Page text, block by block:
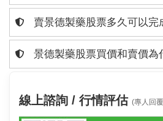
賣景德製藥股票多久可以完
景德製藥股票買價和賣價為
線上諮詢 / 行情評估 (專人回